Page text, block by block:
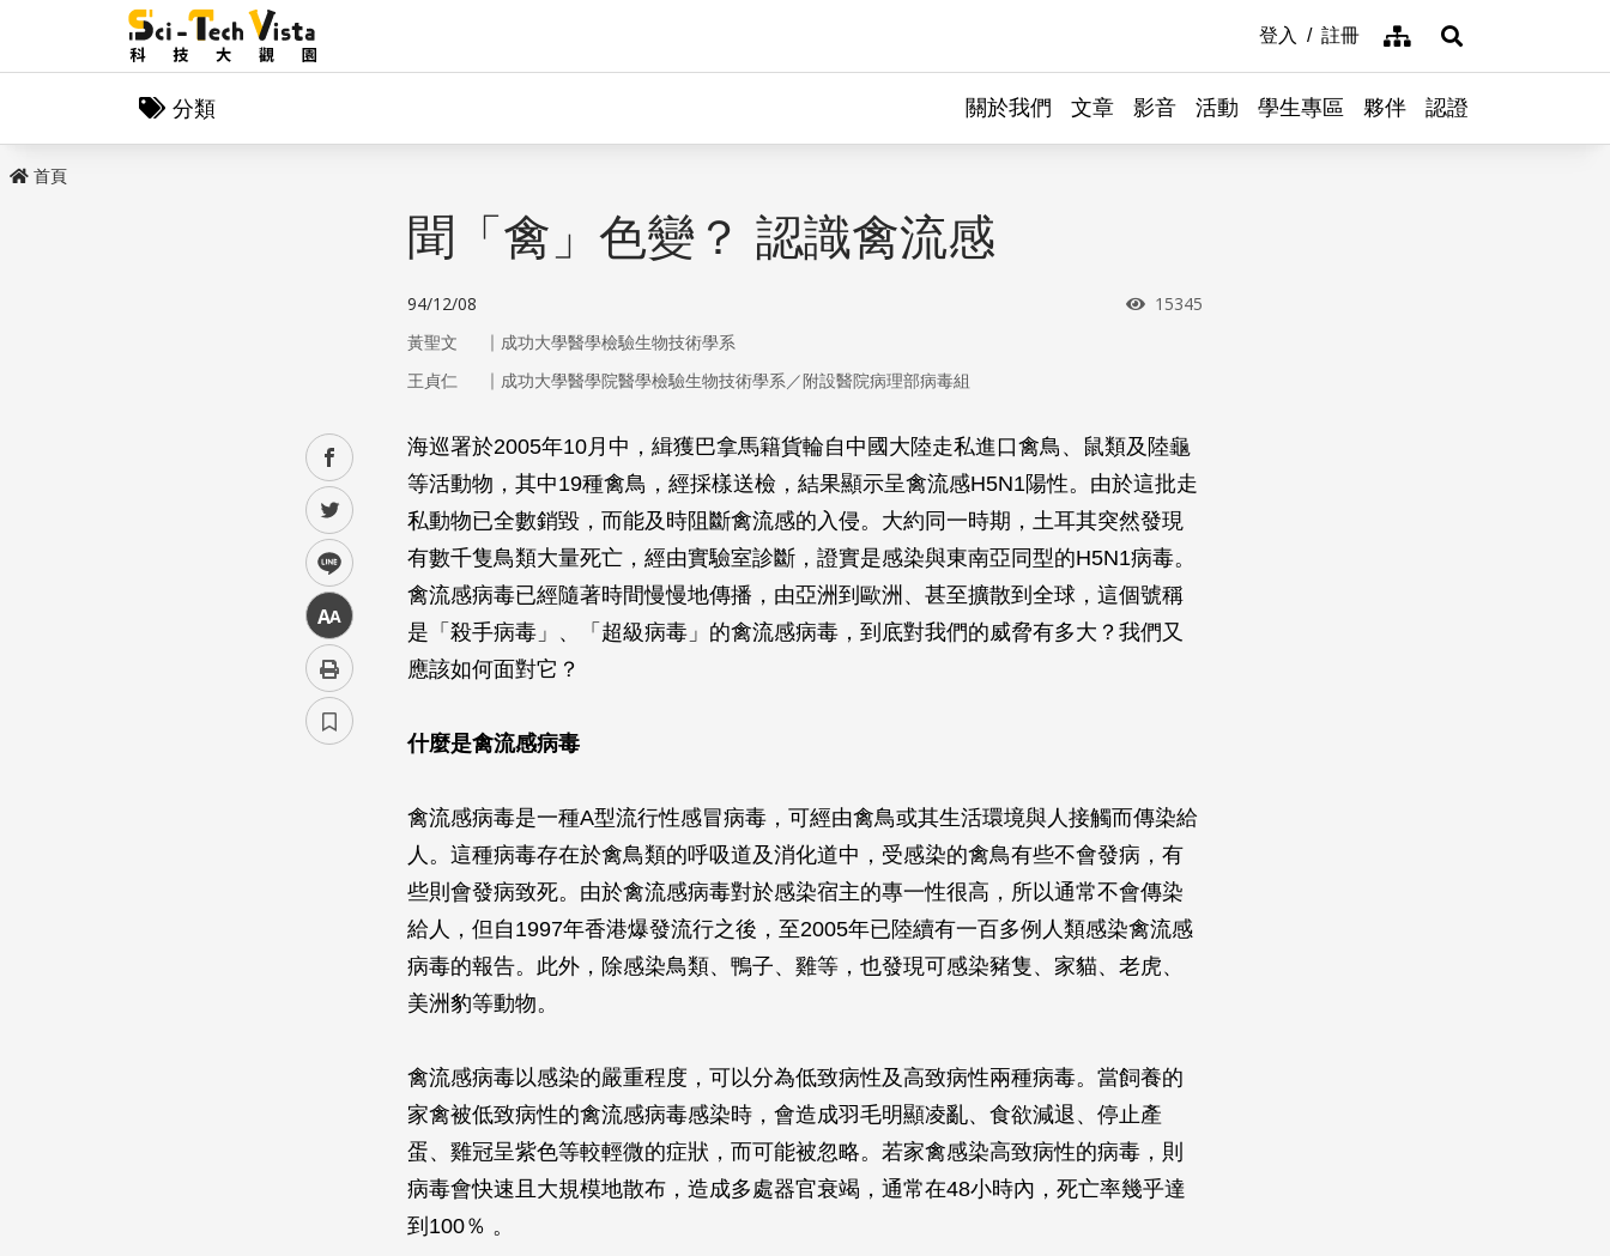
登入 註冊 網站導覽展開搜尋
分類 關於我們 文章 影音 活動 學生專區 夥伴 認證
首頁
facebook
twitter
line
中
聞「禽」色變？ 認識禽流感
94/12/08 瀏覽次數
15345
黃聖文 ｜ 成功大學醫學檢驗生物技術學系
王貞仁
｜ 成功大學醫學院醫學檢驗生物技術學系／附設醫院病理部病毒組
海巡署於2005年10月中，緝獲巴拿馬籍貨輪自中國大陸走私進口禽鳥、鼠類及陸龜
等活動物，其中19種禽鳥，經採樣送檢，結果顯示呈禽流感H5N1陽性。由於這批走
私動物已全數銷毀，而能及時阻斷禽流感的入侵。大約同一時期，土耳其突然發現
有數千隻鳥類大量死亡，經由實驗室診斷，證實是感染與東南亞同型的H5N1病毒。
禽流感病毒已經隨著時間慢慢地傳播，由亞洲到歐洲、甚至擴散到全球，這個號稱
是「殺手病毒」、「超級病毒」的禽流感病毒，到底對我們的威脅有多大？我們又
應該如何面對它？
什麼是禽流感病毒
禽流感病毒是一種A型流行性感冒病毒，可經由禽鳥或其生活環境與人接觸而傳染給
人。這種病毒存在於禽鳥類的呼吸道及消化道中，受感染的禽鳥有些不會發病，有
些則會發病致死。由於禽流感病毒對於感染宿主的專一性很高，所以通常不會傳染
給人，但自1997年香港爆發流行之後，至2005年已陸續有一百多例人類感染禽流感
病毒的報告。此外，除感染鳥類、鴨子、雞等，也發現可感染豬隻、家貓、老虎、
美洲豹等動物。
禽流感病毒以感染的嚴重程度，可以分為低致病性及高致病性兩種病毒。當飼養的
家禽被低致病性的禽流感病毒感染時，會造成羽毛明顯凌亂、食欲減退、停止產
蛋、雞冠呈紫色等較輕微的症狀，而可能被忽略。若家禽感染高致病性的病毒，則
病毒會快速且大規模地散布，造成多處器官衰竭，通常在48小時內，死亡率幾乎達
到100％ 。